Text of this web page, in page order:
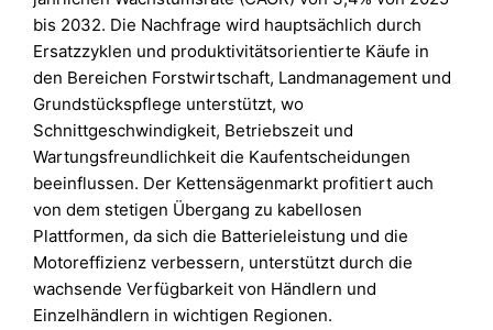
bis 2032. Die Nachfrage wird hauptsächlich durch
Ersatzzyklen und produktivitätsorientierte Käufe in
den Bereichen Forstwirtschaft, Landmanagement und
Grundstückspflege unterstützt, wo
Schnittgeschwindigkeit, Betriebszeit und
Wartungsfreundlichkeit die Kaufentscheidungen
beeinflussen. Der Kettensägenmarkt profitiert auch
von dem stetigen Übergang zu kabellosen
Plattformen, da sich die Batterieleistung und die
Motoreffizienz verbessern, unterstützt durch die
wachsende Verfügbarkeit von Händlern und
Einzelhändlern in wichtigen Regionen.